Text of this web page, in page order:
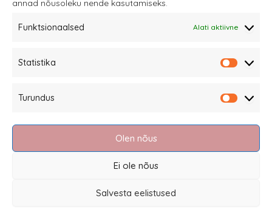
annad nõusoleku nende kasutamiseks.
Funktsionaalsed Alati aktiivne
Statistika
Turundus
Olen nõus
Ei ole nõus
Salvesta eelistused
Müügitingimused
Kauba tagastamine